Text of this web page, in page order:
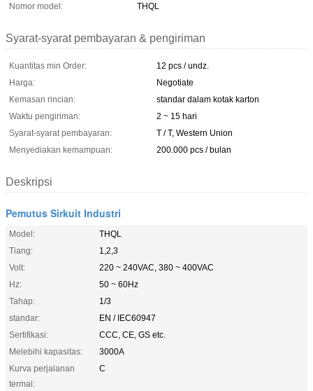
Nomor model:
THQL
Syarat-syarat pembayaran & pengiriman
Kuantitas min Order:
12 pcs / undz.
Harga:
Negotiate
Kemasan rincian:
standar dalam kotak karton
Waktu pengiriman:
2 ~ 15 hari
Syarat-syarat pembayaran:
T / T, Western Union
Menyediakan kemampuan:
200.000 pcs / bulan
Deskripsi
Pemutus Sirkuit Industri
Model:
THQL
Tiang:
1,2,3
Volt:
220 ~ 240VAC, 380 ~ 400VAC
Hz:
50 ~ 60Hz
Tahap:
1/3
standar:
EN / IEC60947
Sertifikasi:
CCC, CE, GS etc.
Melebihi kapasitas:
3000A
Kurva perjalanan
termal:
C